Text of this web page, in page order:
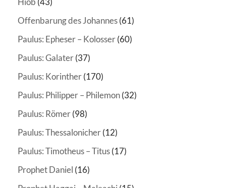
Offenbarung des Johannes(61)
Paulus: Epheser – Kolosser(60)
Paulus: Galater(37)
Paulus: Korinther(170)
Paulus: Philipper – Philemon(32)
Paulus: Römer(98)
Paulus: Thessalonicher(12)
Paulus: Timotheus – Titus(17)
Prophet Daniel (16)